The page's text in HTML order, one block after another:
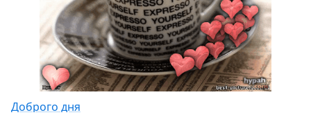
Доброго дня